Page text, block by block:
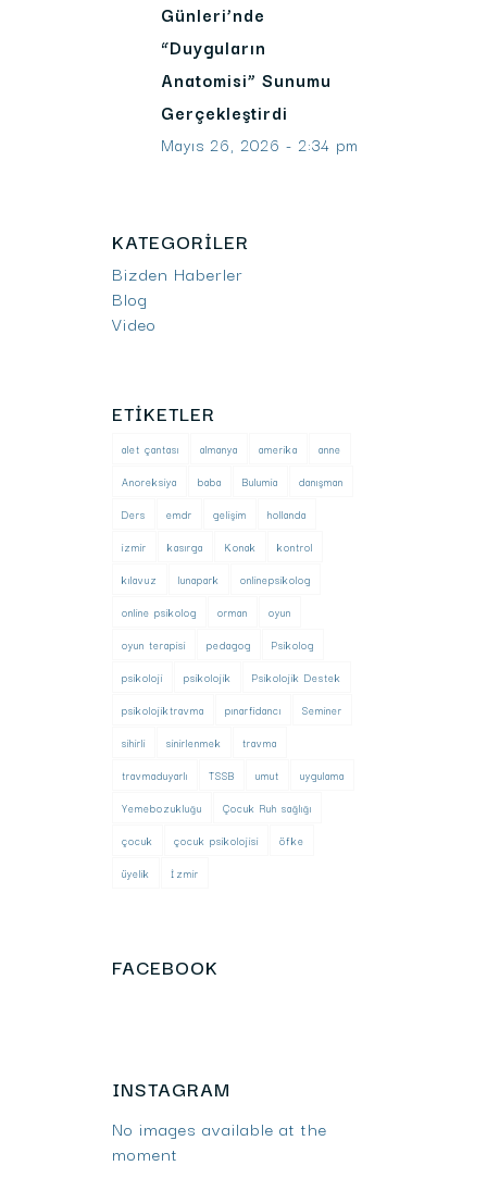
Günleri’nde
“Duyguların
Anatomisi” Sunumu
Gerçekleştirdi
Mayıs 26, 2026 - 2:34 pm
KATEGORILER
Bizden Haberler
Blog
Video
ETIKETLER
alet çantası almanya amerika
anne
Anoreksiya
baba Bulumia
danışman
Ders
emdr gelişim
hollanda
izmir
kasırga Konak
kontrol
kılavuz
lunapark
onlinepsikolog
online psikolog
orman
oyun
oyun terapisi
pedagog
Psikolog
psikoloji
psikolojik
Psikolojik Destek
psikolojiktravma
pınarfidancı
Seminer
sihirli
sinirlenmek
travma
travmaduyarlı
TSSB umut
uygulama
Yemebozukluğu
Çocuk Ruh sağlığı
çocuk
çocuk psikolojisi
öfke
üyelik
İzmir
FACEBOOK
INSTAGRAM
No images available at the
moment